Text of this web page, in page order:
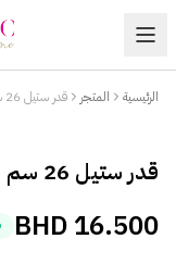
الرئيسية المتجر قدر ستيل 26 سم
قدر ستيل 26 سم
BHD16.500